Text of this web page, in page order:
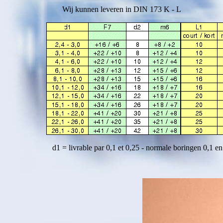
Wij kunnen leveren in DIN 173 K - L
d1 = livrable par 0,1 et 0,25 - normale boringen 0,1